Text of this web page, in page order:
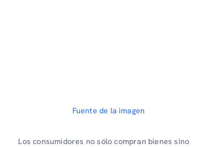
Fuente de la imagen
Los consumidores no sólo compran bienes sino